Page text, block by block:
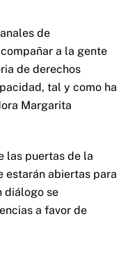
de
a la gente
de derechos
tal y como ha
Margarita
las puertas de la
estarán abiertas para
diálogo se
a favor de